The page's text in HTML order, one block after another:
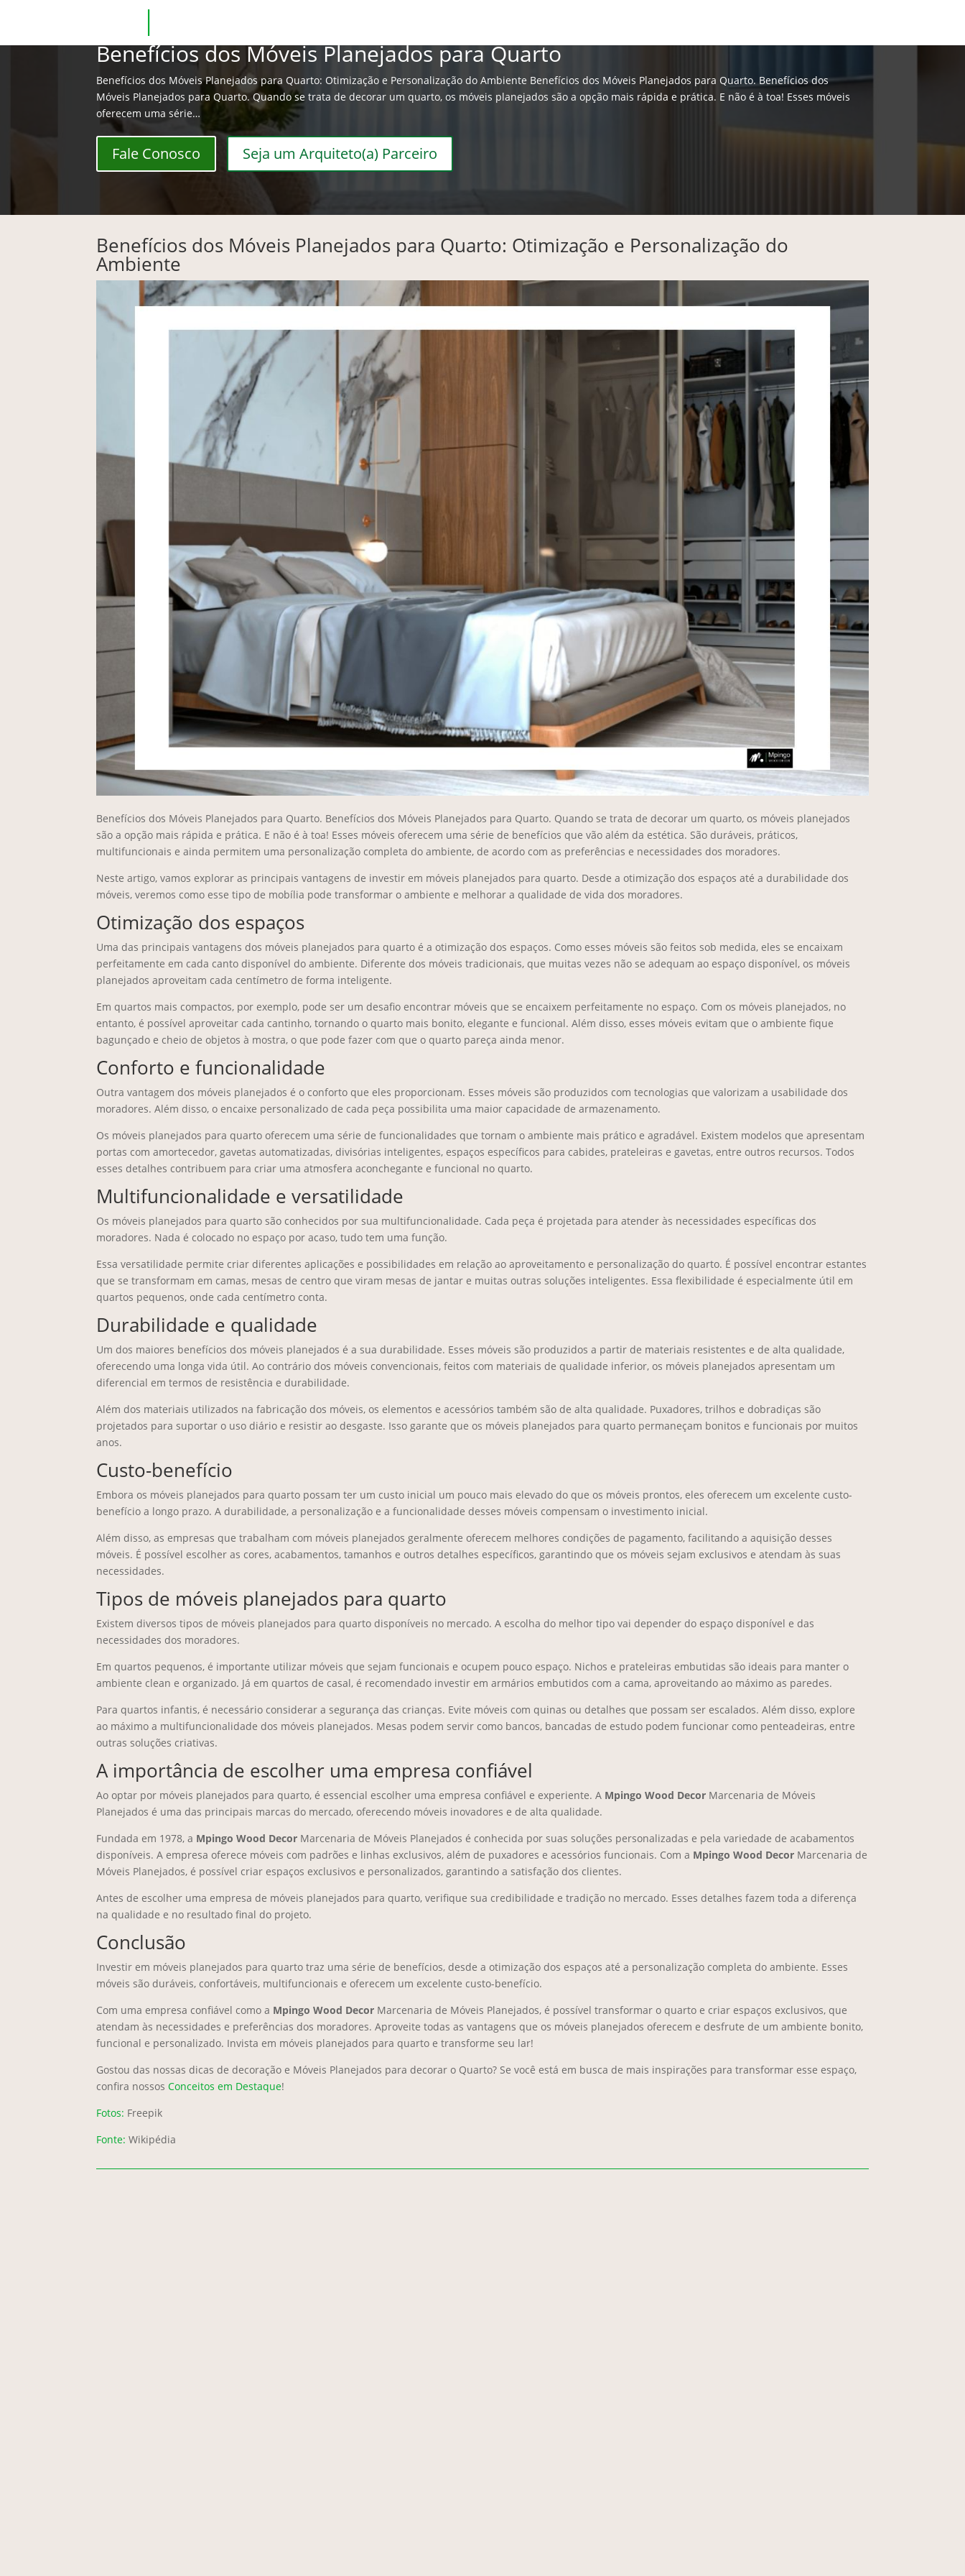
Benefícios dos Móveis Planejados para Quarto
Benefícios dos Móveis Planejados para Quarto: Otimização e Personalização do Ambiente Benefícios dos Móveis Planejados para Quarto. Benefícios dos
Móveis Planejados para Quarto. Quando se trata de decorar um quarto, os móveis planejados são a opção mais rápida e prática. E não é à toa! Esses móveis
oferecem uma série…
Fale Conosco Seja um Arquiteto(a) Parceiro
Benefícios dos Móveis Planejados para Quarto: Otimização e Personalização do
Ambiente
Benefícios dos Móveis Planejados para Quarto. Benefícios dos Móveis Planejados para Quarto. Quando se trata de decorar um quarto, os móveis planejados
são a opção mais rápida e prática. E não é à toa! Esses móveis oferecem uma série de benefícios que vão além da estética. São duráveis, práticos,
multifuncionais e ainda permitem uma personalização completa do ambiente, de acordo com as preferências e necessidades dos moradores.
Neste artigo, vamos explorar as principais vantagens de investir em móveis planejados para quarto. Desde a otimização dos espaços até a durabilidade dos
móveis, veremos como esse tipo de mobília pode transformar o ambiente e melhorar a qualidade de vida dos moradores.
Otimização dos espaços
Uma das principais vantagens dos móveis planejados para quarto é a otimização dos espaços. Como esses móveis são feitos sob medida, eles se encaixam
perfeitamente em cada canto disponível do ambiente. Diferente dos móveis tradicionais, que muitas vezes não se adequam ao espaço disponível, os móveis
planejados aproveitam cada centímetro de forma inteligente.
Em quartos mais compactos, por exemplo, pode ser um desafio encontrar móveis que se encaixem perfeitamente no espaço. Com os móveis planejados, no
entanto, é possível aproveitar cada cantinho, tornando o quarto mais bonito, elegante e funcional. Além disso, esses móveis evitam que o ambiente fique
bagunçado e cheio de objetos à mostra, o que pode fazer com que o quarto pareça ainda menor.
Conforto e funcionalidade
Outra vantagem dos móveis planejados é o conforto que eles proporcionam. Esses móveis são produzidos com tecnologias que valorizam a usabilidade dos
moradores. Além disso, o encaixe personalizado de cada peça possibilita uma maior capacidade de armazenamento.
Os móveis planejados para quarto oferecem uma série de funcionalidades que tornam o ambiente mais prático e agradável. Existem modelos que apresentam
portas com amortecedor, gavetas automatizadas, divisórias inteligentes, espaços específicos para cabides, prateleiras e gavetas, entre outros recursos. Todos
esses detalhes contribuem para criar uma atmosfera aconchegante e funcional no quarto.
Multifuncionalidade e versatilidade
Os móveis planejados para quarto são conhecidos por sua multifuncionalidade. Cada peça é projetada para atender às necessidades específicas dos
moradores. Nada é colocado no espaço por acaso, tudo tem uma função.
Essa versatilidade permite criar diferentes aplicações e possibilidades em relação ao aproveitamento e personalização do quarto. É possível encontrar estantes
que se transformam em camas, mesas de centro que viram mesas de jantar e muitas outras soluções inteligentes. Essa flexibilidade é especialmente útil em
quartos pequenos, onde cada centímetro conta.
Durabilidade e qualidade
Um dos maiores benefícios dos móveis planejados é a sua durabilidade. Esses móveis são produzidos a partir de materiais resistentes e de alta qualidade,
oferecendo uma longa vida útil. Ao contrário dos móveis convencionais, feitos com materiais de qualidade inferior, os móveis planejados apresentam um
diferencial em termos de resistência e durabilidade.
Além dos materiais utilizados na fabricação dos móveis, os elementos e acessórios também são de alta qualidade. Puxadores, trilhos e dobradiças são
projetados para suportar o uso diário e resistir ao desgaste. Isso garante que os móveis planejados para quarto permaneçam bonitos e funcionais por muitos
anos.
Custo-benefício
Embora os móveis planejados para quarto possam ter um custo inicial um pouco mais elevado do que os móveis prontos, eles oferecem um excelente custo-
benefício a longo prazo. A durabilidade, a personalização e a funcionalidade desses móveis compensam o investimento inicial.
Além disso, as empresas que trabalham com móveis planejados geralmente oferecem melhores condições de pagamento, facilitando a aquisição desses
móveis. É possível escolher as cores, acabamentos, tamanhos e outros detalhes específicos, garantindo que os móveis sejam exclusivos e atendam às suas
necessidades.
Tipos de móveis planejados para quarto
Existem diversos tipos de móveis planejados para quarto disponíveis no mercado. A escolha do melhor tipo vai depender do espaço disponível e das
necessidades dos moradores.
Em quartos pequenos, é importante utilizar móveis que sejam funcionais e ocupem pouco espaço. Nichos e prateleiras embutidas são ideais para manter o
ambiente clean e organizado. Já em quartos de casal, é recomendado investir em armários embutidos com a cama, aproveitando ao máximo as paredes.
Para quartos infantis, é necessário considerar a segurança das crianças. Evite móveis com quinas ou detalhes que possam ser escalados. Além disso, explore
ao máximo a multifuncionalidade dos móveis planejados. Mesas podem servir como bancos, bancadas de estudo podem funcionar como penteadeiras, entre
outras soluções criativas.
A importância de escolher uma empresa confiável
Ao optar por móveis planejados para quarto, é essencial escolher uma empresa confiável e experiente. A Mpingo Wood Decor Marcenaria de Móveis
Planejados é uma das principais marcas do mercado, oferecendo móveis inovadores e de alta qualidade.
Fundada em 1978, a Mpingo Wood Decor Marcenaria de Móveis Planejados é conhecida por suas soluções personalizadas e pela variedade de acabamentos
disponíveis. A empresa oferece móveis com padrões e linhas exclusivos, além de puxadores e acessórios funcionais. Com a Mpingo Wood Decor Marcenaria de
Móveis Planejados, é possível criar espaços exclusivos e personalizados, garantindo a satisfação dos clientes.
Antes de escolher uma empresa de móveis planejados para quarto, verifique sua credibilidade e tradição no mercado. Esses detalhes fazem toda a diferença
na qualidade e no resultado final do projeto.
Conclusão
Investir em móveis planejados para quarto traz uma série de benefícios, desde a otimização dos espaços até a personalização completa do ambiente. Esses
móveis são duráveis, confortáveis, multifuncionais e oferecem um excelente custo-benefício.
Com uma empresa confiável como a Mpingo Wood Decor Marcenaria de Móveis Planejados, é possível transformar o quarto e criar espaços exclusivos, que
atendam às necessidades e preferências dos moradores. Aproveite todas as vantagens que os móveis planejados oferecem e desfrute de um ambiente bonito,
funcional e personalizado. Invista em móveis planejados para quarto e transforme seu lar!
Gostou das nossas dicas de decoração e Móveis Planejados para decorar o Quarto? Se você está em busca de mais inspirações para transformar esse espaço,
confira nossosConceitos em Destaque!
Fotos: Freepik
Fonte: Wikipédia